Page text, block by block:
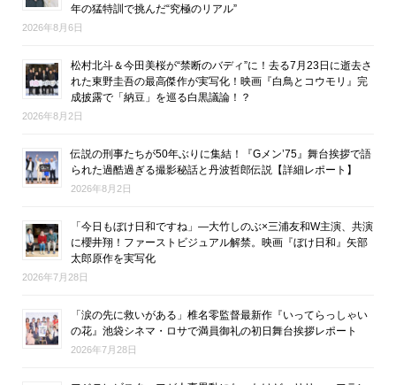
年の猛特訓で挑んだ“究極のリアル”
2026年8月6日
松村北斗＆今田美桜が“禁断のバディ”に！去る7月23日に逝去さ
れた東野圭吾の最高傑作が実写化！映画『白鳥とコウモリ』完
成披露で「納豆」を巡る白黒議論！？
2026年8月2日
伝説の刑事たちが50年ぶりに集結！『Gメン’75』舞台挨拶で語
られた過酷過ぎる撮影秘話と丹波哲郎伝説【詳細レポート】
2026年8月2日
「今日もぼけ日和ですね」―大竹しのぶ×三浦友和W主演、共演
に櫻井翔！ファーストビジュアル解禁。映画『ぼけ日和』矢部
太郎原作を実写化
2026年7月28日
「涙の先に救いがある」椎名零監督最新作『いってらっしゃい
の花』池袋シネマ・ロサで満員御礼の初日舞台挨拶レポート
2026年7月28日